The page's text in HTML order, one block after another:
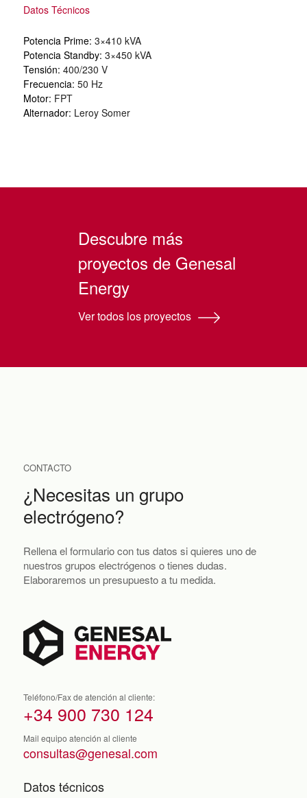
Datos Técnicos
Potencia Prime: 3×410 kVA
Potencia Standby: 3×450 kVA
Tensión: 400/230 V
Frecuencia: 50 Hz
Motor: FPT
Alternador: Leroy Somer
Descubre más
proyectos de Genesal
Energy
Ver todos los proyectos
CONTACTO
¿Necesitas un grupo
electrógeno?
Rellena el formulario con tus datos si quieres uno de
nuestros grupos electrógenos o tienes dudas.
Elaboraremos un presupuesto a tu medida.
Teléfono/Fax de atención al cliente:
+34 900 730 124
Mail equipo atención al cliente
consultas@genesal.com
Datos técnicos